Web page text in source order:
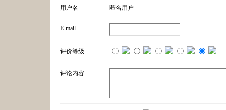
用户名 匿名用户
E-mail
评价等级
评论内容